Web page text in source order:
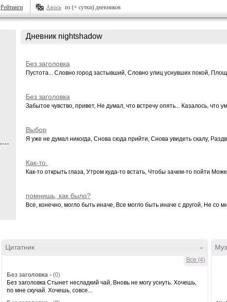
Рейтинги Авось из (+ сутки) дневников
Дневник nightshadow
Без заголовка
Пустота... Словно город застывший, Словно улиц уснувших покой,
Без заголовка
Забытое чувство, привет, Не думал, что встречу опять... Казалось, что
Выбор
Я уже не думал никогда, Снова сюда прийти, Снова увидеть скалу,
Как-то.
Как-то открыть глаза, Утром куда-то встать, Чтобы зачем-то пойти
помнишь, как было?
Все, конечно, могло быть иначе, Все могло быть иначе с другой, Не со
-
Цитатник
Все (4)
Без заголовка - (0)
Без заголовка Стынет несладкий чай, Вновь не могу уснуть. Хочешь,
по мне скучай. Хочешь, совсе...